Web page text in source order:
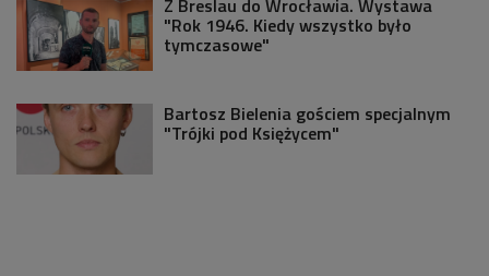
Z Breslau do Wrocławia. Wystawa
"Rok 1946. Kiedy wszystko było
tymczasowe"
Bartosz Bielenia gościem specjalnym
"Trójki pod Księżycem"